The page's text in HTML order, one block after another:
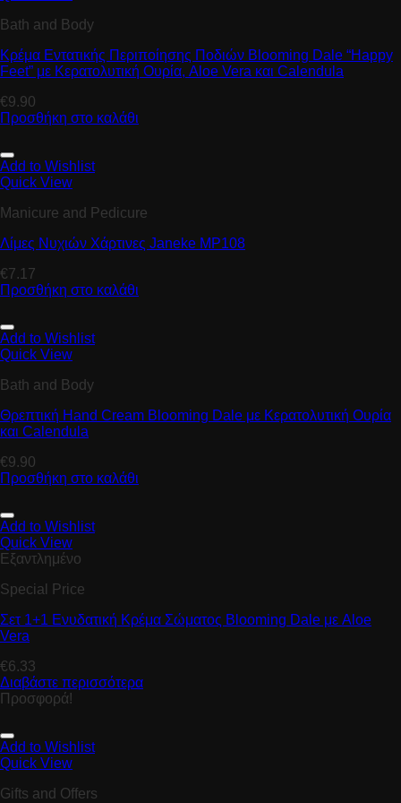
Bath and Body
Κρέμα Εντατικής Περιποίησης Ποδιών Βlooming Dale “Happy
Feet” με Κερατολυτική Ουρία, Aloe Vera και Calendula
€9.90
Προσθήκη στο καλάθι
Add to Wishlist
Quick View
Manicure and Pedicure
Λίμες Νυχιών Χάρτινες Janeke MP108
€7.17
Προσθήκη στο καλάθι
Add to Wishlist
Quick View
Bath and Body
Θρεπτική Hand Cream Βlooming Dale με Κερατολυτική Ουρία
και Calendula
€9.90
Προσθήκη στο καλάθι
Add to Wishlist
Quick View
Εξαντλημένο
Special Price
Σετ 1+1 Ενυδατική Κρέμα Σώματος Βlooming Dale με Aloe
Vera
€6.33
Διαβάστε περισσότερα
Προσφορά!
Add to Wishlist
Quick View
Gifts and Offers